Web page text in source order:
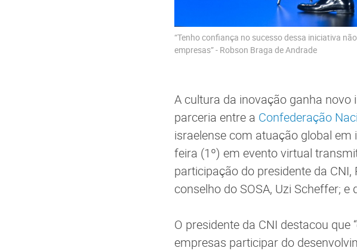
“Tenho confiança no sucesso dessa iniciativa
empresas” - Robson Braga de Andrade
A cultura da inovação ganha
parceria entre a Confederação
israelense com atuação global
feira (1º) em evento virtual
participação do presidente da
conselho do SOSA, Uzi Scheffer;
O presidente da CNI destacou
empresas participar do